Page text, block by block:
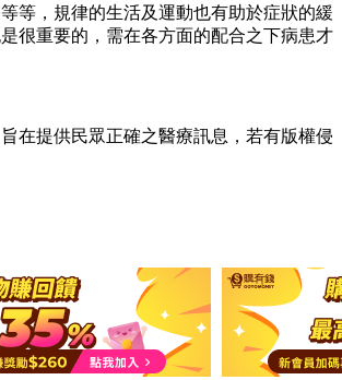
等，規律的生活及運動也有助於症狀的緩
很重要的，需在各方面的配合之下病患才
在提供民眾正確之醫療訊息，若有版權侵